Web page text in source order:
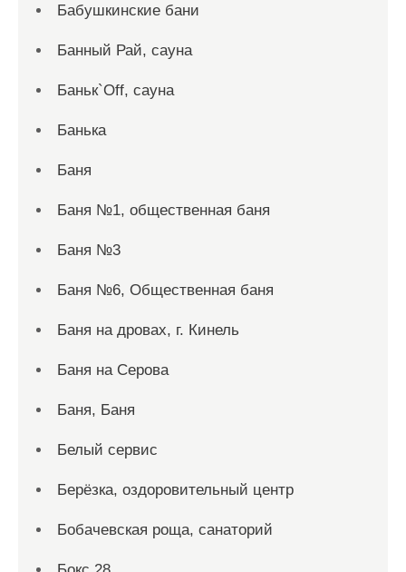
Бабушкинские бани
Банный Рай, сауна
Баньк`Off, сауна
Банька
Баня
Баня №1, общественная баня
Баня №3
Баня №6, Общественная баня
Баня на дровах, г. Кинель
Баня на Серова
Баня, Баня
Белый сервис
Берёзка, оздоровительный центр
Бобачевская роща, санаторий